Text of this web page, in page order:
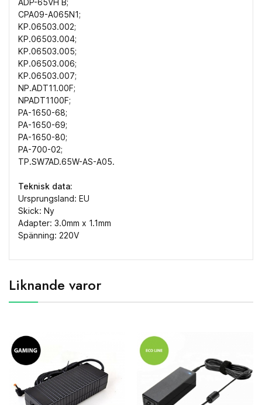
ADP-65VH B;
CPA09-A065N1;
KP.06503.002;
KP.06503.004;
KP.06503.005;
KP.06503.006;
KP.06503.007;
NP.ADT11.00F;
NPADT1100F;
PA-1650-68;
PA-1650-69;
PA-1650-80;
PA-700-02;
TP.SW7AD.65W-AS-A05.
Teknisk data:
Ursprungsland: EU
Skick: Ny
Adapter: 3.0mm x 1.1mm
Spänning: 220V
Liknande varor